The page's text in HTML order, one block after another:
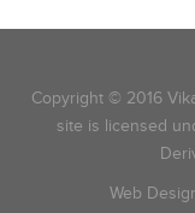
Copyright © 2016
site is licensed
Web